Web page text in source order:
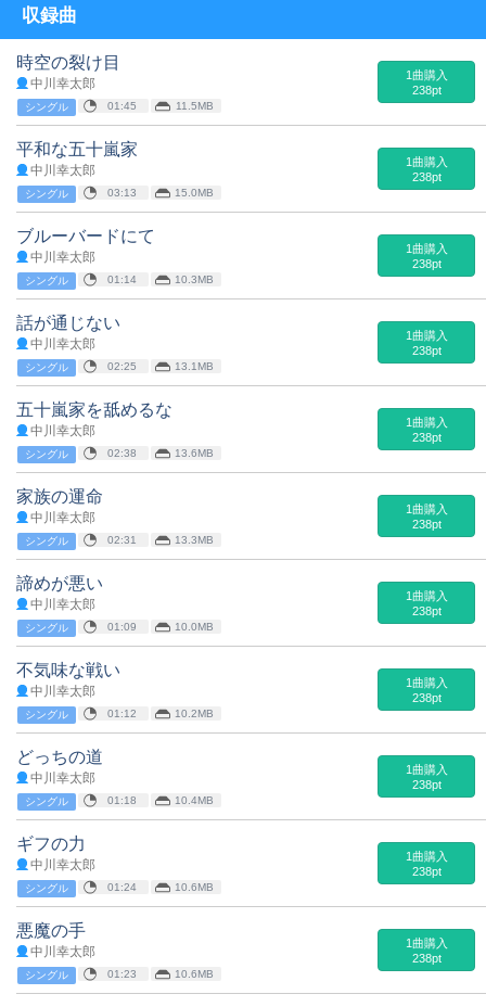
収録曲
時空の裂け目
中川幸太郎
シングル 01:45 11.5MB
1曲購入
238pt
平和な五十嵐家
中川幸太郎
シングル 03:13 15.0MB
1曲購入
238pt
ブルーバードにて
中川幸太郎
シングル 01:14 10.3MB
1曲購入
238pt
話が通じない
中川幸太郎
シングル 02:25 13.1MB
1曲購入
238pt
五十嵐家を舐めるな
中川幸太郎
シングル 02:38 13.6MB
1曲購入
238pt
家族の運命
中川幸太郎
シングル 02:31 13.3MB
1曲購入
238pt
諦めが悪い
中川幸太郎
シングル 01:09 10.0MB
1曲購入
238pt
不気味な戦い
中川幸太郎
シングル 01:12 10.2MB
1曲購入
238pt
どっちの道
中川幸太郎
シングル 01:18 10.4MB
1曲購入
238pt
ギフの力
中川幸太郎
シングル 01:24 10.6MB
1曲購入
238pt
悪魔の手
中川幸太郎
シングル 01:23 10.6MB
1曲購入
238pt